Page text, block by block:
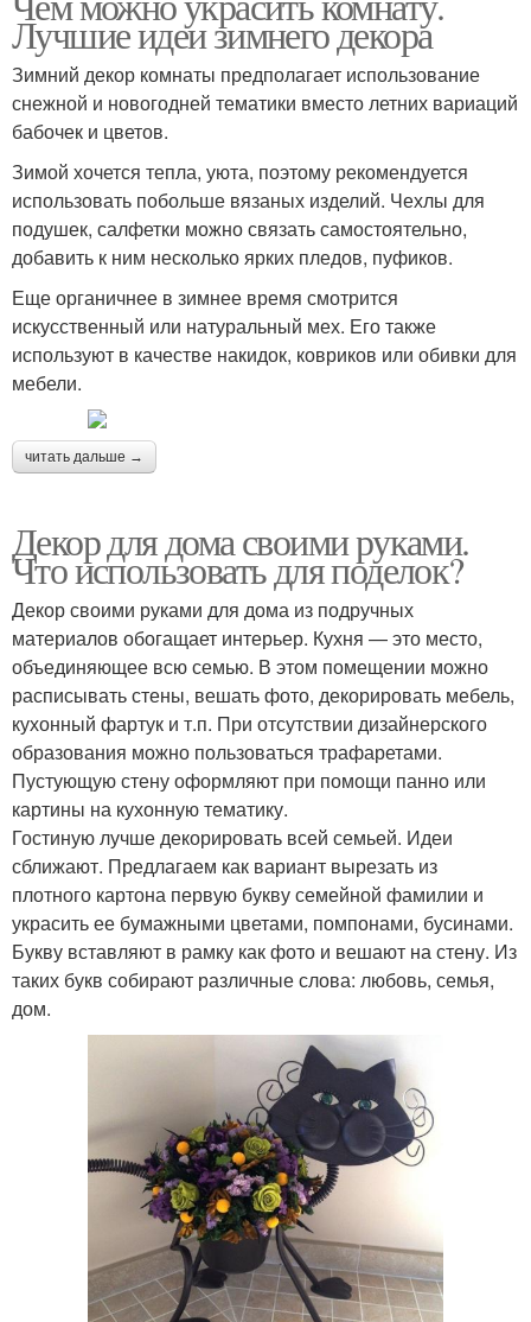
Лучшие идеи зимнего декора
Зимний декор комнаты предполагает использование
снежной и новогодней тематики вместо летних вариаций
бабочек и цветов.
Зимой хочется тепла, уюта, поэтому рекомендуется
использовать побольше вязаных изделий. Чехлы для
подушек, салфетки можно связать самостоятельно,
добавить к ним несколько ярких пледов, пуфиков.
Еще органичнее в зимнее время смотрится
искусственный или натуральный мех. Его также
используют в качестве накидок, ковриков или обивки для
мебели.
читать дальше →
Декор для дома своими руками.
Что использовать для поделок?
Декор своими руками для дома из подручных
материалов обогащает интерьер. Кухня — это место,
объединяющее всю семью. В этом помещении можно
расписывать стены, вешать фото, декорировать мебель,
кухонный фартук и т.п. При отсутствии дизайнерского
образования можно пользоваться трафаретами.
Пустующую стену оформляют при помощи панно или
картины на кухонную тематику.
Гостиную лучше декорировать всей семьей. Идеи
сближают. Предлагаем как вариант вырезать из
плотного картона первую букву семейной фамилии и
украсить ее бумажными цветами, помпонами, бусинами.
Букву вставляют в рамку как фото и вешают на стену. Из
таких букв собирают различные слова: любовь, семья,
дом.